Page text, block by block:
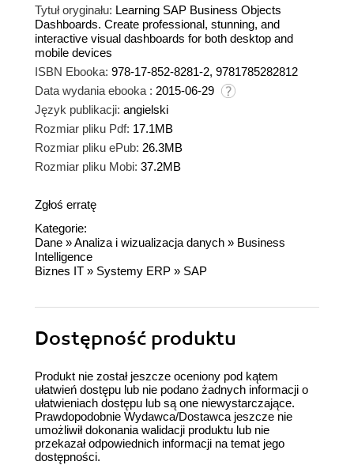
Tytuł oryginału: Learning SAP Business Objects
Dashboards. Create professional, stunning, and
interactive visual dashboards for both desktop and
mobile devices
ISBN Ebooka: 978-17-852-8281-2, 9781785282812
Data wydania ebooka : 2015-06-29
Język publikacji: angielski
Rozmiar pliku Pdf: 17.1MB
Rozmiar pliku ePub: 26.3MB
Rozmiar pliku Mobi: 37.2MB
Zgłoś erratę
Kategorie:
Dane »Analiza i wizualizacja danych » Business
Intelligence
Biznes IT » Systemy ERP » SAP
Dostępność produktu
Produkt nie został jeszcze oceniony pod kątem
ułatwień dostępu lub nie podano żadnych informacji o
ułatwieniach dostępu lub są one niewystarczające.
Prawdopodobnie Wydawca/Dostawca jeszcze nie
umożliwił dokonania walidacji produktu lub nie
przekazał odpowiednich informacji na temat jego
dostępności.